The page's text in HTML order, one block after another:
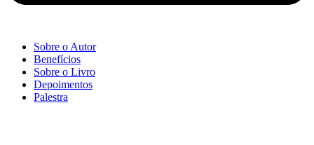
Sobre o Autor
Benefícios
Sobre o Livro
Depoimentos
Palestra